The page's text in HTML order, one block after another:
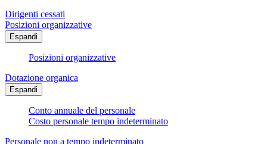
Dirigenti cessati
Posizioni organizzative
Espandi
Posizioni organizzative
Dotazione organica
Espandi
Conto annuale del personale
Costo personale tempo indeterminato
Personale non a tempo indeterminato